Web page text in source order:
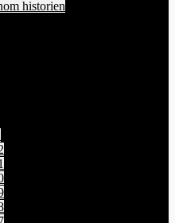
historien